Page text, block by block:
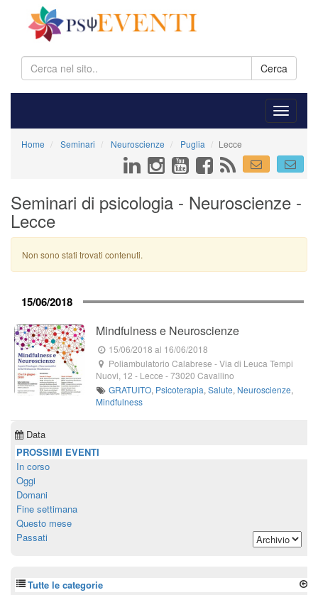
Cerca
Home Seminari Neuroscienze Puglia Lecce
Seminari di psicologia - Neuroscienze -
Lecce
Non sono stati trovati contenuti.
15/06/2018
Mindfulness e Neuroscienze
15/06/2018 al 16/06/2018
Poliambulatorio Calabrese -Via di Leuca Tempi
Nuovi, 12 - Lecce -73020 Cavallino
GRATUITO, Psicoterapia,Salute, Neuroscienze,
Mindfulness
Data
PROSSIMI EVENTI
In corso
Oggi
Domani
Fine settimana
Questo mese
Passati
Tutte le categorie